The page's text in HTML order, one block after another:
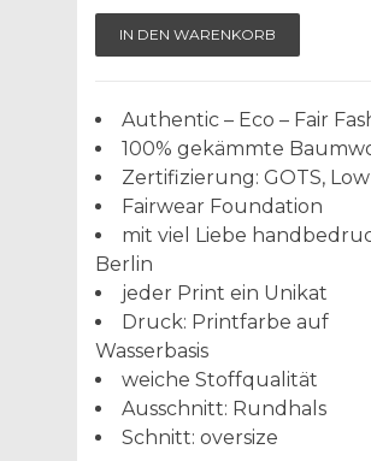
Authentic – Eco – Fair
100% gekämmte
Zertifizierung: GOTS, Low
Fairwear Foundation
mit viel Liebe
Berlin
jeder Print ein Unikat
Druck: Printfarbe auf
Wasserbasis
weiche Stoffqualität
Ausschnitt: Rundhals
Schnitt: oversize